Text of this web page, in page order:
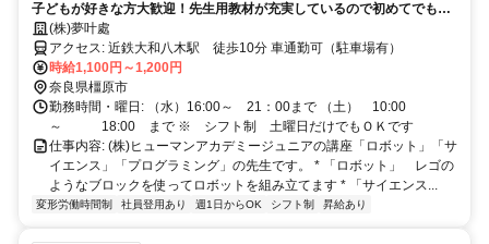
子どもが好きな方大歓迎！先生用教材が充実しているので初めてでも大
丈夫！
(株)夢叶處
アクセス: 近鉄大和八木駅 徒歩10分 車通勤可（駐車場有）
時給1,100円～1,200円
奈良県橿原市
勤務時間・曜日: （水）16:00～ 21：00まで （土） 10:00
～ 18:00 まで ※ シフト制 土曜日だけでもＯＫです
仕事内容: (株)ヒューマンアカデミージュニアの講座「ロボット」「サ
イエンス」「プログラミング」の先生です。 * 「ロボット」 レゴの
ようなブロックを使ってロボットを組み立てます * 「サイエンス...
変形労働時間制 社員登用あり 週1日からOK シフト制 昇給あり